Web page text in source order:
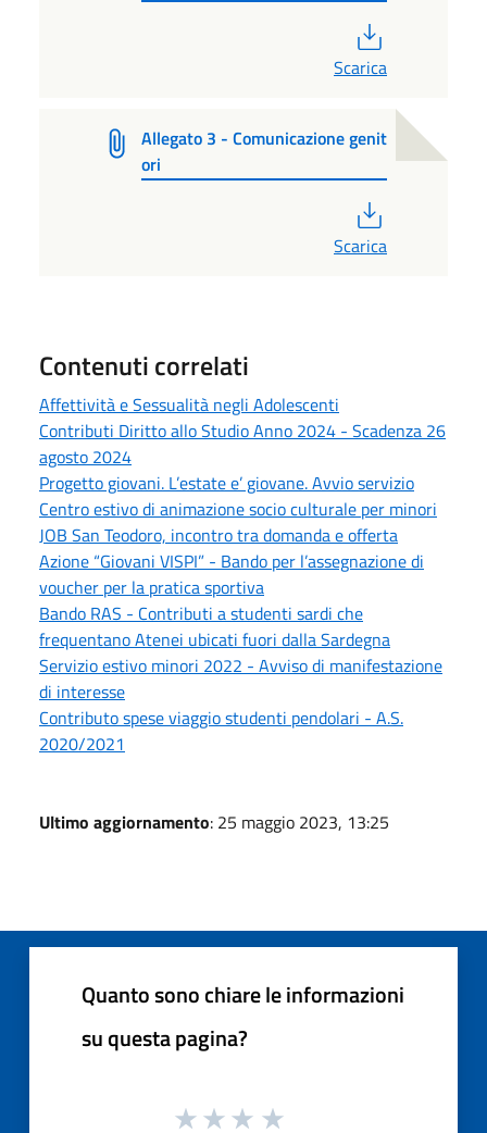
Scarica
Allegato 3 - Comunicazione genit
ori
Scarica
Contenuti correlati
Affettività e Sessualità negli Adolescenti
Contributi Diritto allo Studio Anno 2024 - Scadenza 26
agosto 2024
Progetto giovani. L’estate e’ giovane. Avvio servizio
Centro estivo di animazione socio culturale per minori
JOB San Teodoro, incontro tra domanda e offerta
Azione “Giovani VISPI” - Bando per l’assegnazione di
voucher per la pratica sportiva
Bando RAS - Contributi a studenti sardi che
frequentano Atenei ubicati fuori dalla Sardegna
Servizio estivo minori 2022 - Avviso di manifestazione
di interesse
Contributo spese viaggio studenti pendolari - A.S.
2020/2021
Ultimo aggiornamento: 25 maggio 2023, 13:25
Quanto sono chiare le informazioni
su questa pagina?